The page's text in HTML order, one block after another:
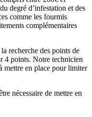
degré d’infestation et des
comme les fourmis
complémentaires
recherche des points de
4 points. Notre technicien
mettre en place pour limiter
nécessaire de mettre en